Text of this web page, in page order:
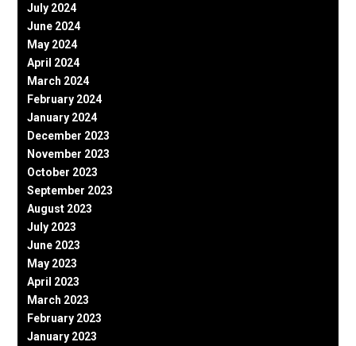
July 2024
June 2024
May 2024
April 2024
March 2024
February 2024
January 2024
December 2023
November 2023
October 2023
September 2023
August 2023
July 2023
June 2023
May 2023
April 2023
March 2023
February 2023
January 2023